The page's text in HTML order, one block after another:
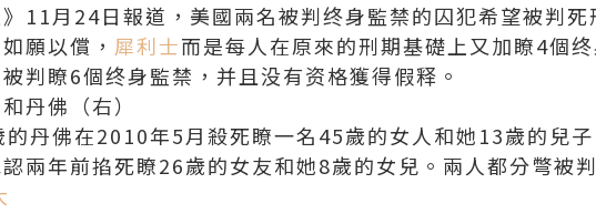
11月24日報道，美國兩名被判终身監禁的囚犯希望被判
願以償， 犀利士而是每人在原來的刑期基礎上又加瞭4個
判瞭6個终身監禁，并且没有资格獲得假释。
丹佛（右）
丹佛在2010年5月殺死瞭一名45歲的女人和她13歲的兒
兩年前掐死瞭26歲的女友和她8歲的女兒。兩人都分彆被